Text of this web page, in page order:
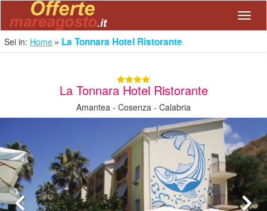
Sei in: Home La Tonnara Hotel Ristorante
La Tonnara Hotel Ristorante
Amantea - Cosenza - Calabria